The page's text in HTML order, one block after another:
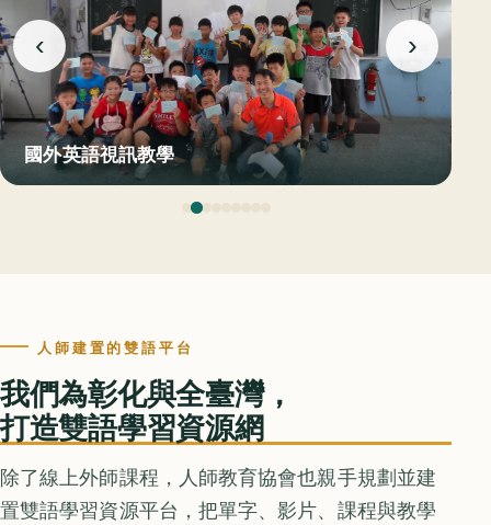
國外英語視訊教學
‹ ›
人師建置的雙語平台
我們為彰化與全臺灣，
打造雙語學習資源網
除了線上外師課程，人師教育協會也親手規劃並建
置雙語學習資源平台，把單字、影片、課程與教學